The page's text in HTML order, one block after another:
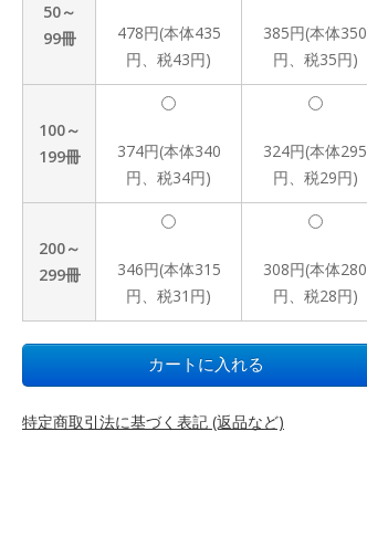
50～
99冊
478円(本体435
円、税43円)
385円(本体350
円、税35円)
100～
199冊
374円(本体340
円、税34円)
324円(本体295
円、税29円)
200～
299冊
346円(本体315
円、税31円)
308円(本体280
円、税28円)
特定商取引法に基づく表記 (返品など)